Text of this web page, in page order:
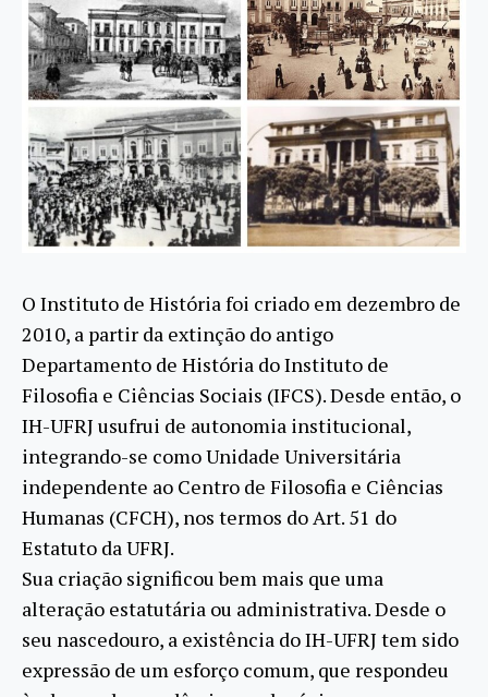
O Instituto de História foi criado em dezembro de
2010, a partir da extinção do antigo
Departamento de História do Instituto de
Filosofia e Ciências Sociais (IFCS). Desde então, o
IH-UFRJ usufrui de autonomia institucional,
integrando-se como Unidade Universitária
independente ao Centro de Filosofia e Ciências
Humanas (CFCH), nos termos do Art. 51 do
Estatuto da UFRJ.
Sua criação significou bem mais que uma
alteração estatutária ou administrativa. Desde o
seu nascedouro, a existência do IH-UFRJ tem sido
expressão de um esforço comum, que respondeu